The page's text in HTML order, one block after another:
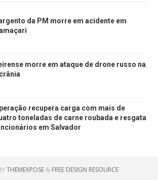
da PM morre em acidente em
morre em ataque de drone russo na
recupera carga com mais de
toneladas de carne roubada e resgata
em Salvador
THEMEXPOSE & FREE DESIGN RESOURCE